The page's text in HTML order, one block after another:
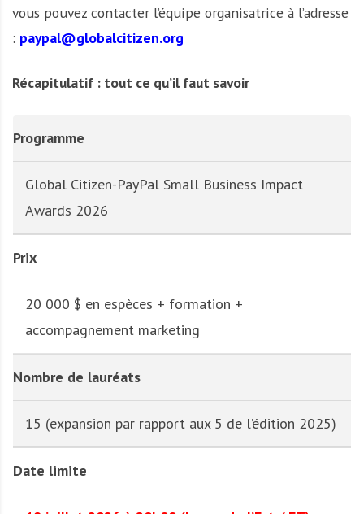
vous pouvez contacter l’équipe organisatrice à l’adresse
: paypal@globalcitizen.org
Récapitulatif : tout ce qu’il faut savoir
Programme
Global Citizen-PayPal Small Business Impact
Awards 2026
Prix
20 000 $ en espèces + formation +
accompagnement marketing
Nombre de lauréats
15 (expansion par rapport aux 5 de l’édition 2025)
Date limite